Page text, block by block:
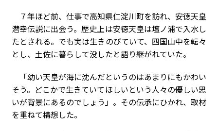
７年ほど前、仕事で高知県仁淀川町を訪れ、安徳天皇
潜幸伝説に出会う。歴史上は安徳天皇は壇ノ浦で入水し
たとされる。でも実は生きのびていて、四国山中を転々
とし、土佐に暮らして没したと語り継がれていた。
「幼い天皇が海に沈んだというのはあまりにもかわい
そう。どこかで生きていてほしいという人々の優しい思
いが背景にあるのでしょう」。その伝承にひかれ、取材
を重ねて構想した。